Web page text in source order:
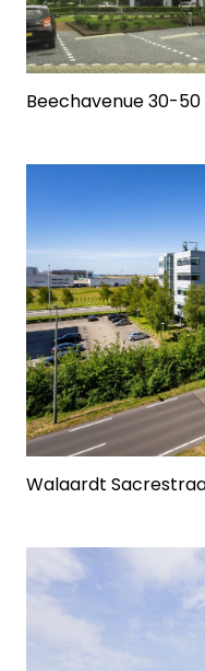
Beechavenue 30-50
Walaardt